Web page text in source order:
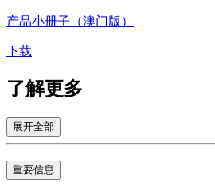
产品小册子（澳门版）
下载
了解更多
展开全部
重要信息